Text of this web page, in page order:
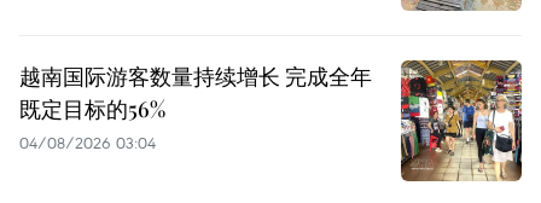
越南国际游客数量持续增长 完成全年
既定目标的56%
04/08/2026 03:04